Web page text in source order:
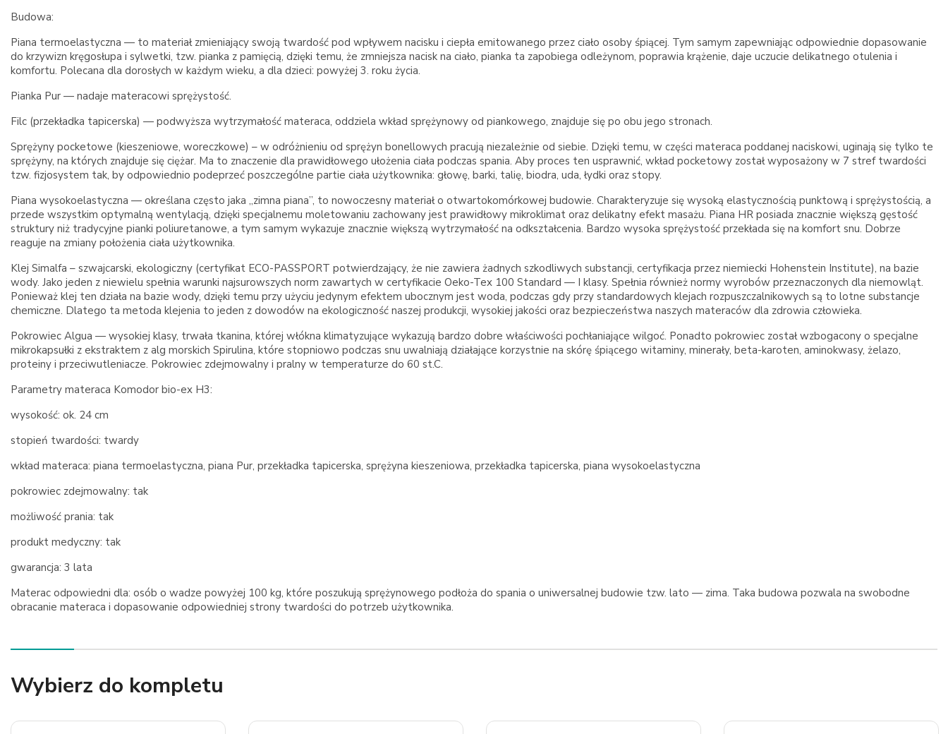
Budowa:
Piana termoelastyczna — to materiał zmieniający swoją twardość pod wpływem nacisku i ciepła emitowanego przez ciało osoby śpiącej. Tym samym zapewniając odpowiednie dopasowanie
do krzywizn kręgosłupa i sylwetki, tzw. pianka z pamięcią, dzięki temu, że zmniejsza nacisk na ciało, pianka ta zapobiega odleżynom, poprawia krążenie, daje uczucie delikatnego otulenia i
komfortu. Polecana dla dorosłych w każdym wieku, a dla dzieci: powyżej 3. roku życia.
Pianka Pur — nadaje materacowi sprężystość.
Filc (przekładka tapicerska) — podwyższa wytrzymałość materaca, oddziela wkład sprężynowy od piankowego, znajduje się po obu jego stronach.
Sprężyny pocketowe (kieszeniowe, woreczkowe) – w odróżnieniu od sprężyn bonellowych pracują niezależnie od siebie. Dzięki temu, w części materaca poddanej naciskowi, uginają się tylko te
sprężyny, na których znajduje się ciężar. Ma to znaczenie dla prawidłowego ułożenia ciała podczas spania. Aby proces ten usprawnić, wkład pocketowy został wyposażony w 7 stref twardości
tzw. fizjosystem tak, by odpowiednio podeprzeć poszczególne partie ciała użytkownika: głowę, barki, talię, biodra, uda, łydki oraz stopy.
Piana wysokoelastyczna — określana często jaka „zimna piana”, to nowoczesny materiał o otwartokomórkowej budowie. Charakteryzuje się wysoką elastycznością punktową i sprężystością, a
przede wszystkim optymalną wentylacją, dzięki specjalnemu moletowaniu zachowany jest prawidłowy mikroklimat oraz delikatny efekt masażu. Piana HR posiada znacznie większą gęstość
struktury niż tradycyjne pianki poliuretanowe, a tym samym wykazuje znacznie większą wytrzymałość na odkształcenia. Bardzo wysoka sprężystość przekłada się na komfort snu. Dobrze
reaguje na zmiany położenia ciała użytkownika.
Klej Simalfa – szwajcarski, ekologiczny (certyfikat ECO-PASSPORT potwierdzający, że nie zawiera żadnych szkodliwych substancji, certyfikacja przez niemiecki Hohenstein Institute), na bazie
wody. Jako jeden z niewielu spełnia warunki najsurowszych norm zawartych w certyfikacie Oeko-Tex 100 Standard — I klasy. Spełnia również normy wyrobów przeznaczonych dla niemowląt.
Ponieważ klej ten działa na bazie wody, dzięki temu przy użyciu jedynym efektem ubocznym jest woda, podczas gdy przy standardowych klejach rozpuszczalnikowych są to lotne substancje
chemiczne. Dlatego ta metoda klejenia to jeden z dowodów na ekologiczność naszej produkcji, wysokiej jakości oraz bezpieczeństwa naszych materaców dla zdrowia człowieka.
Pokrowiec Algua — wysokiej klasy, trwała tkanina, której włókna klimatyzujące wykazują bardzo dobre właściwości pochłaniające wilgoć. Ponadto pokrowiec został wzbogacony o specjalne
mikrokapsułki z ekstraktem z alg morskich Spirulina, które stopniowo podczas snu uwalniają działające korzystnie na skórę śpiącego witaminy, minerały, beta-karoten, aminokwasy, żelazo,
proteiny i przeciwutleniacze. Pokrowiec zdejmowalny i pralny w temperaturze do 60 st.C.
Parametry materaca Komodor bio-ex H3:
wysokość: ok. 24 cm
stopień twardości: twardy
wkład materaca: piana termoelastyczna, piana Pur, przekładka tapicerska, sprężyna kieszeniowa, przekładka tapicerska, piana wysokoelastyczna
pokrowiec zdejmowalny: tak
możliwość prania: tak
produkt medyczny: tak
gwarancja: 3 lata
Materac odpowiedni dla: osób o wadze powyżej 100 kg, które poszukują sprężynowego podłoża do spania o uniwersalnej budowie tzw. lato — zima. Taka budowa pozwala na swobodne
obracanie materaca i dopasowanie odpowiedniej strony twardości do potrzeb użytkownika.
Wybierz do kompletu